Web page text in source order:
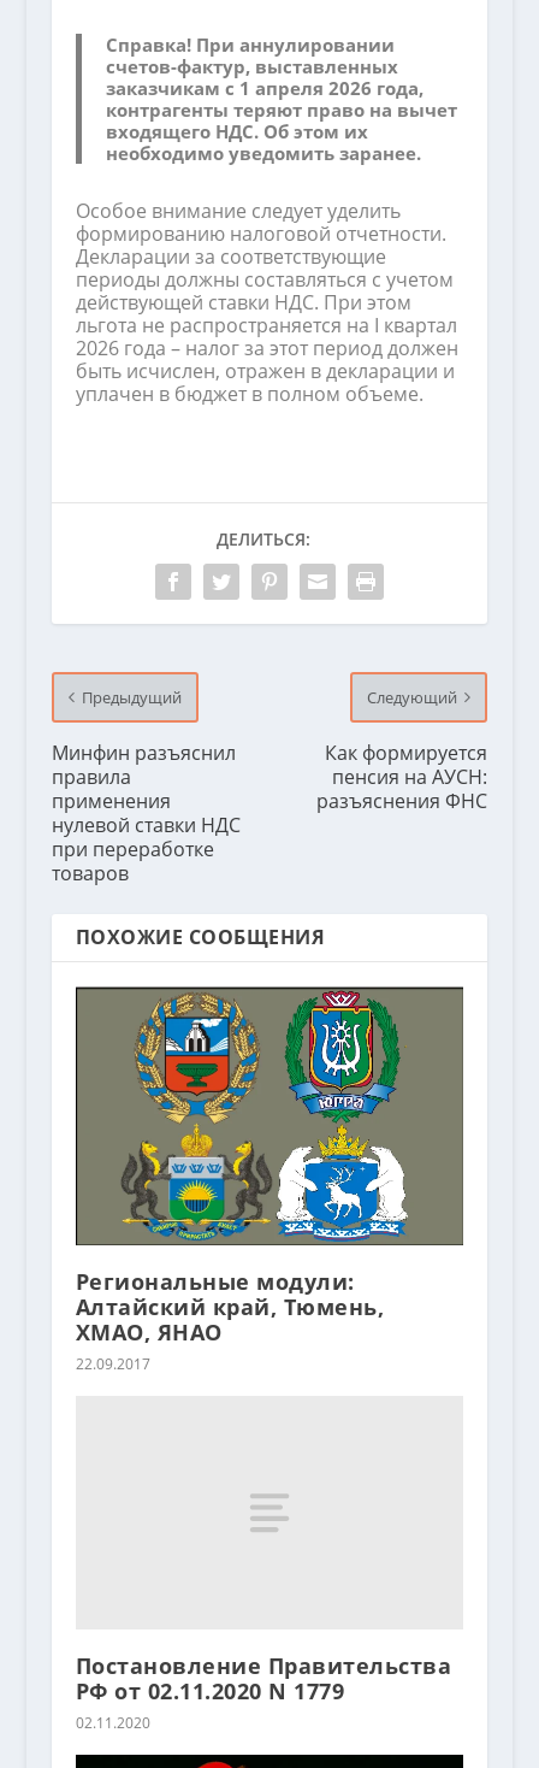
Справка!При аннулировании
счетов-фактур, выставленных
заказчикам с 1 апреля 2026 года,
контрагенты теряют право на вычет
входящего НДС. Об этом их
необходимо уведомить заранее.
Особое внимание следует уделить
формированию налоговой отчетности.
Декларации за соответствующие
периоды должны составляться с учетом
действующей ставки НДС. При этом
льгота не распространяется на I квартал
2026 года – налог за этот период должен
быть исчислен, отражен в декларации и
уплачен в бюджет в полном объеме.
ДЕЛИТЬСЯ:
Предыдущий
Минфин разъяснил
правила
применения
нулевой ставки НДС
при переработке
товаров
Следующий
Как формируется
пенсия на АУСН:
разъяснения ФНС
ПОХОЖИЕ СООБЩЕНИЯ
Региональные модули:
Алтайский край, Тюмень,
ХМАО, ЯНАО
22.09.2017
Постановление Правительства
РФ от 02.11.2020 N 1779
02.11.2020